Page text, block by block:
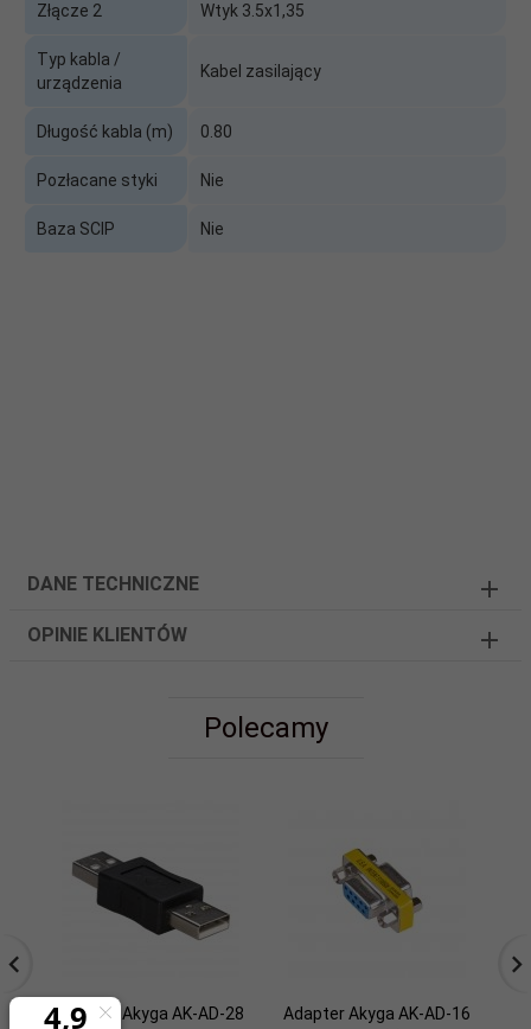
Złącze 2 Wtyk 3.5x1,35
Typ kabla /
urządzenia
Kabel zasilający
Długość kabla (m) 0.80
Pozłacane styki Nie
Baza SCIP Nie
DANE TECHNICZNE
OPINIE KLIENTÓW
Polecamy
Adapter Akyga AK-AD-28
Adapter Akyga AK-AD-16